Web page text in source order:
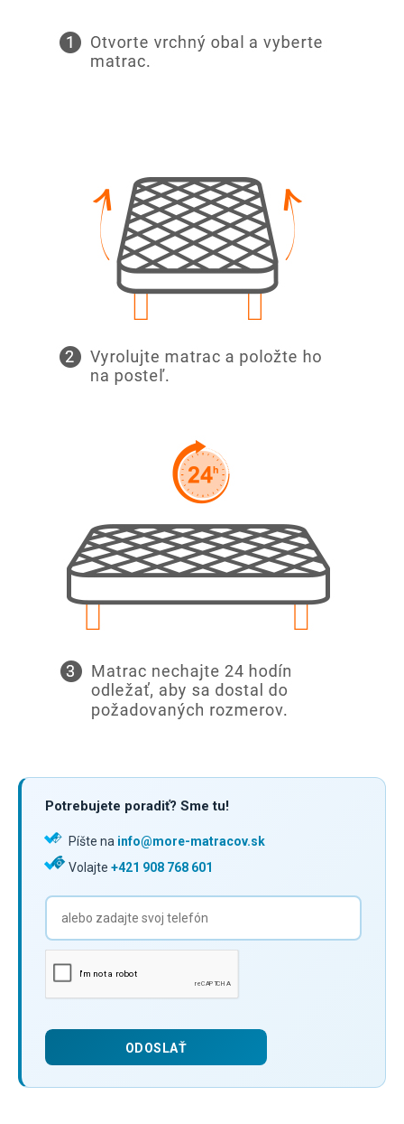
Potrebujete poradiť? Sme tu!
Píšte na info@more-matracov.sk
Volajte +421 908 768 601